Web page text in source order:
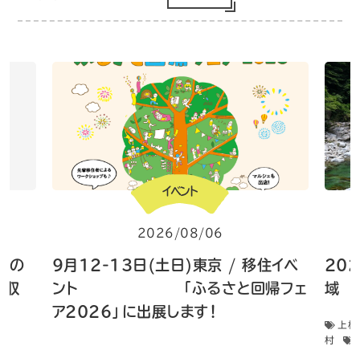
の
収
イベント
2026/08/06
9月12-13日(土日)東京 / 移住イベ
ント 「ふるさと回帰フェ
ア2026」に出展します！
域
上
村